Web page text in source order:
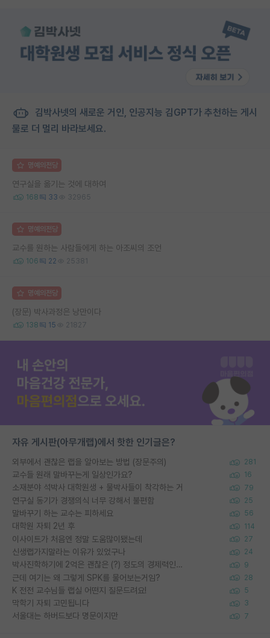
김박사넷의 새로운 거인, 인공지능 김GPT가 추천하는 게시
물로 더 멀리 바라보세요.
명예의전당
연구실을 옮기는 것에 대하여
168 33 32965
명예의전당
교수를 원하는 사람들에게 하는 아조씨의 조언
106 22 25381
명예의전당
(장문) 박사과정은 낭만이다
138 15 21827
자유 게시판(아무개랩)에서 핫한 인기글은?
외부에서 괜찮은 랩을 알아보는 방법 (장문주의) 281
교수들 원래 말바꾸는게 일상인가요? 16
소재분야 석박사 대학원생 + 물박사들이 착각하는 거 79
연구실 동기가 경쟁의식 너무 강해서 불편함 25
말바꾸기 하는 교수는 피하세요 56
대학원 자퇴 2년 후 114
이사이트가 처음엔 정말 도움많이됐는데 27
신생랩가지말라는 이유가 있었구나 24
박사진학하기에 2억은 괜찮은 (?) 정도의 경제력인가요 9
근데 여기는 왜 그렇게 SPK를 물어보는거임? 28
K 전전 교수님들 랩실 어떤지 질문드려요! 5
막학기 자퇴 고민됩니다 3
서울대는 하버드보다 명문이지만 7